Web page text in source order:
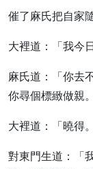
催了麻氏把自家
大裡道：「我今
麻氏道：「你去
你尋個標緻做親。
大裡道：「曉得。
對東門生道：「